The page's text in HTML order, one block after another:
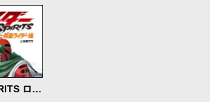
新仮面ライダーSPIRITS ロンリー仮面ライダー編